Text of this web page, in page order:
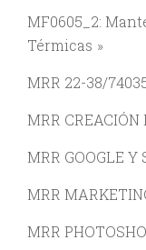
MF0605_2:
Térmicas
MRR 22-38/
MRR CREACIÓN
MRR GOOGLE Y
MRR
MRR